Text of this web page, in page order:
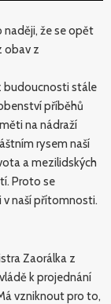
že se opět
obav z
budoucnosti stále
příběhů
na nádraží
rysem naší
a mezilidských
Proto se
v naší přítomnosti.
Zaorálka z
k projednání
vzniknout pro to,